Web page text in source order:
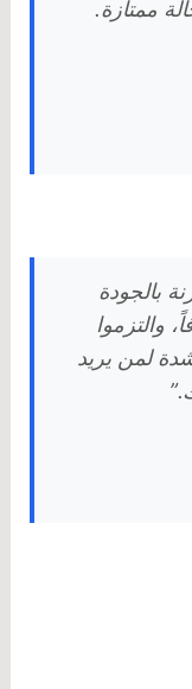
ممتازة.
بالجودة
والتزموا
لمن يريد